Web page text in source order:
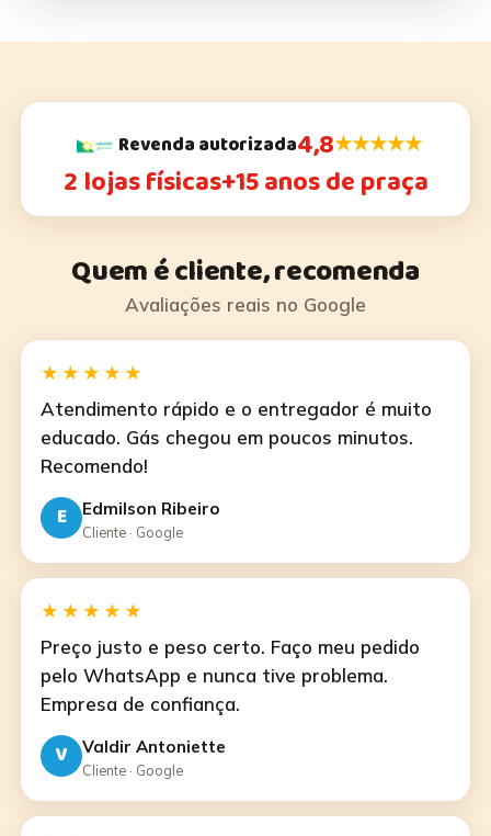
Revenda autorizada4,8★★★★★
2 lojas físicas+15 anos de praça
Quem é cliente, recomenda
Avaliações reais no Google
★★★★★
Atendimento rápido e o entregador é muito
educado. Gás chegou em poucos minutos.
Recomendo!
E Edmilson Ribeiro
Cliente · Google
★★★★★
Preço justo e peso certo. Faço meu pedido
pelo WhatsApp e nunca tive problema.
Empresa de confiança.
V Valdir Antoniette
Cliente · Google